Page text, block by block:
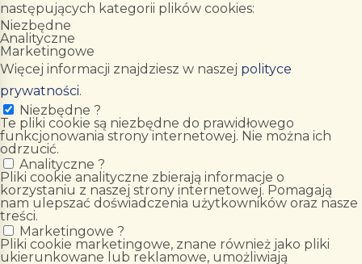
następujących kategorii plików cookies:
Niezbędne
Analityczne
Marketingowe
Więcej informacji znajdziesz w naszej polityce
prywatności.
Niezbędne ?
Te pliki cookie są niezbędne do prawidłowego
funkcjonowania strony internetowej. Nie można ich
odrzucić.
Analityczne ?
Pliki cookie analityczne zbierają informacje o
korzystaniu z naszej strony internetowej. Pomagają
nam ulepszać doświadczenia użytkowników oraz nasze
treści.
Marketingowe ?
Pliki cookie marketingowe, znane również jako pliki
ukierunkowane lub reklamowe, umożliwiają